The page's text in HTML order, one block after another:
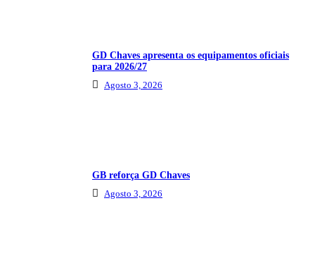
GD Chaves apresenta os equipamentos oficiais
para 2026/27
Agosto 3, 2026
GB reforça GD Chaves
Agosto 3, 2026